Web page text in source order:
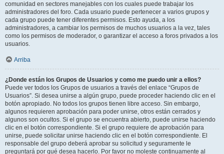
comunidad en sectores manejables con los cuales puede trabajar los
administradores del foro. Cada usuario puede pertenecer a varios grupos y
cada grupo puede tener diferentes permisos. Esto ayuda, a los
administradores, a cambiar los permisos de muchos usuarios a la vez, tales
como los permisos de moderador, o garantizar el acceso a foros privados a los
usuarios.
Arriba
¿Donde están los Grupos de Usuarios y como me puedo unir a ellos?
Puede ver todos los Grupos de usuarios a través del enlace “Grupos de
Usuarios”. Si desea unirse a algún grupo, puede proceder haciendo clic en el
botón apropiado. No todos los grupos tienen libre acceso. Sin embargo,
algunos requieren aprobación para poder unirse, otros están cerrados y
algunos son ocultos. Si el grupo se encuentra abierto, puede unirse haciendo
clic en el botón correspondiente. Si el grupo requiere de aprobación para
unirse, puede solicitar unirse haciendo clic en el botón correspondiente. El
responsable del grupo deberá aprobar su solicitud y seguramente le
preguntará por qué desea hacerlo. Por favor no moleste continuamente al